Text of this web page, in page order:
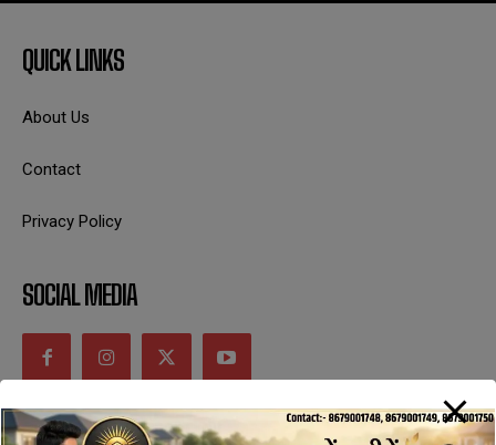
QUICK LINKS
About Us
Contact
Privacy Policy
SOCIAL MEDIA
CONTACT INFORMATION